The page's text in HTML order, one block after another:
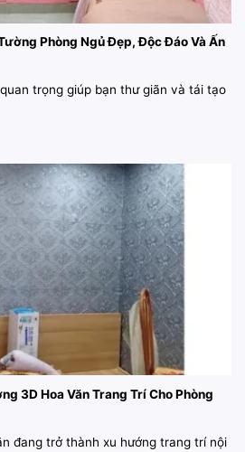
Phòng Ngủ Đẹp, Độc Đáo Và Ấn
trọng giúp bạn thư giãn và tái tạo
3D Hoa Văn Trang Trí Cho Phòng
đang trở thành xu hướng trang trí nội